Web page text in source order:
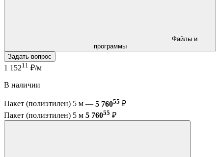
программы
Задать вопрос
1 15211 ₽/м
В наличии
Пакет (полиэтилен) 5 м — 5 76055 ₽
Пакет (полиэтилен) 5 м 5 76055 ₽